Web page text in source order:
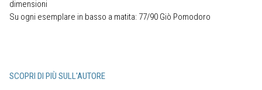
dimensioni
Su ogni esemplare in basso a matita: 77/90 Giò Pomodoro
SCOPRI DI PIÙ SULL'AUTORE